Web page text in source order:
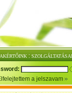
:
a jelszavam